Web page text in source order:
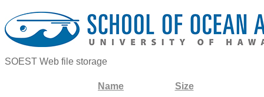
SOEST Web file storage
Name Size